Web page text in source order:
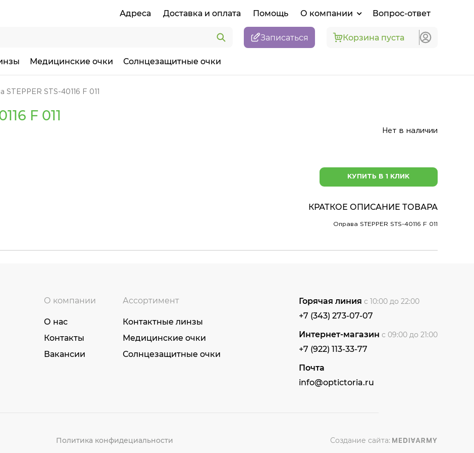
Адреса Доставка и оплата Помощь О компании Вопрос-ответ
Записаться Корзина пуста
Медицинские очки Солнцезащитные очки
STEPPER STS-40116 F 011
F 011
Нет в наличии
КУПИТЬ В 1 КЛИК
КРАТКОЕ ОПИСАНИЕ ТОВАРА
Оправа STEPPER STS-40116 F 011
О компании
О нас
Контакты
Вакансии
Ассортимент
Контактные линзы
Медицинские очки
Солнцезащитные очки
Горячая линия с 10:00 до 22:00
+7 (343) 273-07-07
Интернет-магазин с 09:00 до 21:00
+7 (922) 113-33-77
Почта
info@optictoria.ru
Политика конфидециальности Создание сайта: